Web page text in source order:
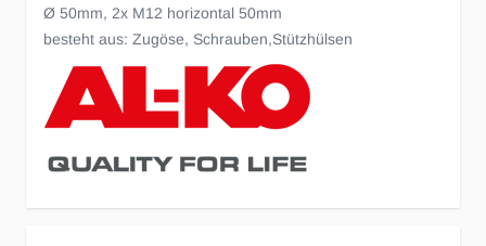
Ø 50mm, 2x M12 horizontal 50mm
besteht aus: Zugöse, Schrauben,Stützhülsen